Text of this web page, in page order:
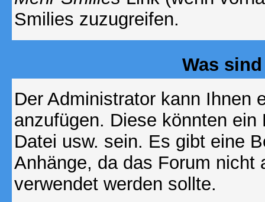
Smilies zuzugreifen.
Was
Der Administrator kann Ihnen
anzufügen. Diese könnten
Datei usw. sein. Es gibt eine
Anhänge, da das Forum nicht
verwendet werden sollte.